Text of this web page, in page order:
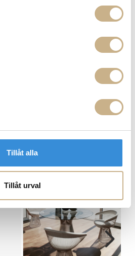
Tillåt alla
Tillåt urval